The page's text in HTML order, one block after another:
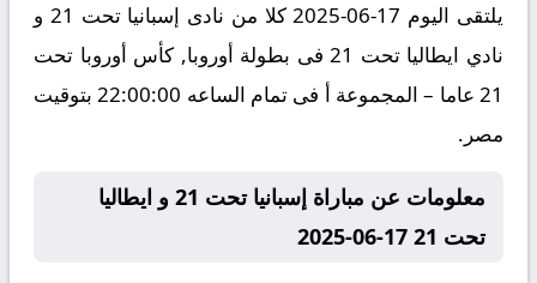
يلتقى اليوم 17-06-2025 كلا من نادى إسبانيا تحت 21 و
نادي ايطاليا تحت 21 فى بطولة أوروبا, كأس أوروبا تحت
21 عاما – المجموعة أ فى تمام الساعه 22:00:00 بتوقيت
مصر.
معلومات عن مباراة إسبانيا تحت 21 و ايطاليا
تحت 21 17-06-2025